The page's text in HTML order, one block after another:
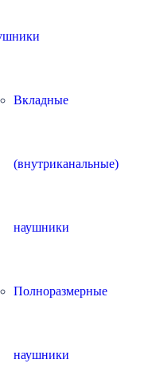
Вкладные
(внутриканальные)
наушники
Полноразмерные
наушники
обеспечивает
обозначается